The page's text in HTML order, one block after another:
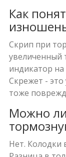
Как
Скрип при
увеличенный
индикатор на
Скрежет - это
тоже
Можно
Нет. Колодки